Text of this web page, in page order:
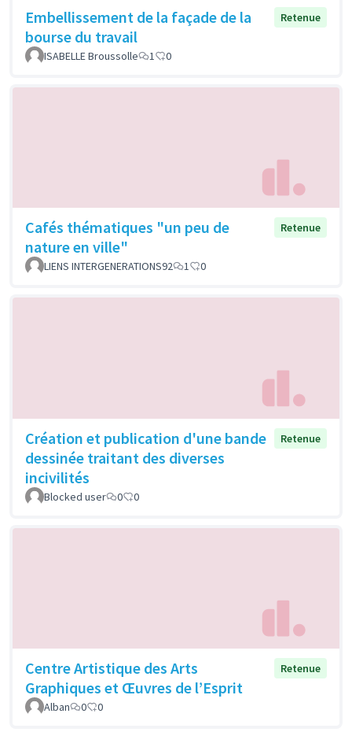
Embellissement de la façade de la
bourse du travail
Retenue
ISABELLE Broussolle 1 0
Cafés thématiques "un peu de
nature en ville"
Retenue
LIENS INTERGENERATIONS92 1 0
Création et publication d'une bande
dessinée traitant des diverses
incivilités
Retenue
Blocked user 0 0
Centre Artistique des Arts
Graphiques et Œuvres de l’Esprit
Retenue
Alban 0 0